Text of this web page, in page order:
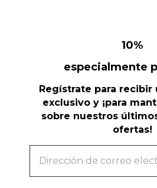
10%
especialmente
Regístrate para recibir
exclusivo y ¡para
sobre nuestros
ofertas!